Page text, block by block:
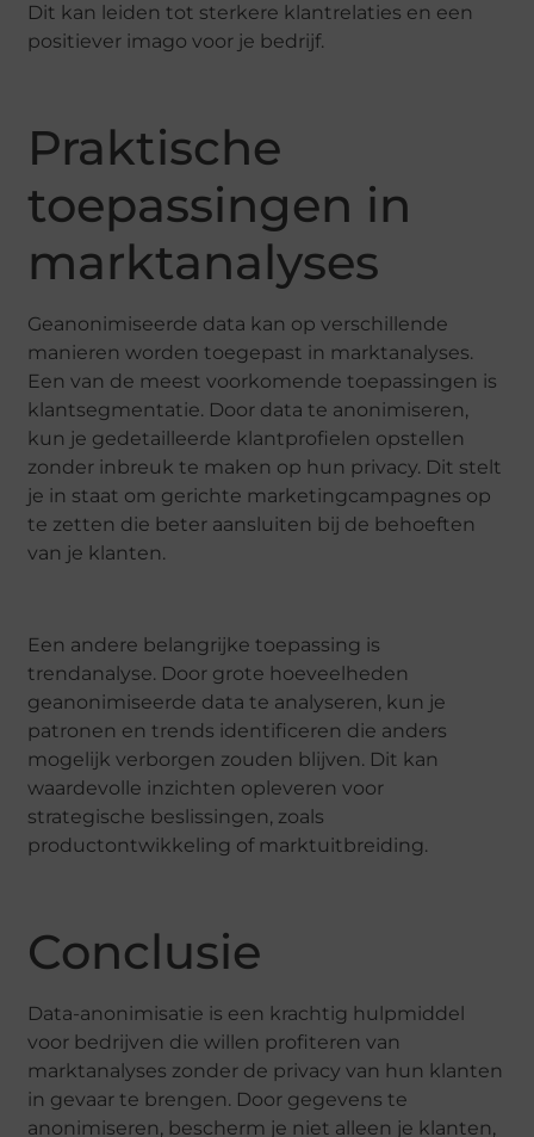
Dit kan leiden tot sterkere klantrelaties en een
positiever imago voor je bedrijf.
Praktische
toepassingen in
marktanalyses
Geanonimiseerde data kan op verschillende
manieren worden toegepast in marktanalyses.
Een van de meest voorkomende toepassingen is
klantsegmentatie. Door data te anonimiseren,
kun je gedetailleerde klantprofielen opstellen
zonder inbreuk te maken op hun privacy. Dit stelt
je in staat om gerichte marketingcampagnes op
te zetten die beter aansluiten bij de behoeften
van je klanten.
Een andere belangrijke toepassing is
trendanalyse. Door grote hoeveelheden
geanonimiseerde data te analyseren, kun je
patronen en trends identificeren die anders
mogelijk verborgen zouden blijven. Dit kan
waardevolle inzichten opleveren voor
strategische beslissingen, zoals
productontwikkeling of marktuitbreiding.
Conclusie
Data-anonimisatie is een krachtig hulpmiddel
voor bedrijven die willen profiteren van
marktanalyses zonder de privacy van hun klanten
in gevaar te brengen. Door gegevens te
anonimiseren, bescherm je niet alleen je klanten,